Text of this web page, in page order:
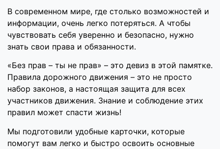
В современном мире, где столько возможностей и
информации, очень легко потеряться. А чтобы
чувствовать себя уверенно и безопасно, нужно
знать свои права и обязанности.
«Без прав – ты не прав» – это девиз в этой памятке.
Правила дорожного движения – это не просто
набор законов, а настоящая защита для всех
участников движения. Знание и соблюдение этих
правил может спасти жизнь!
Мы подготовили удобные карточки, которые
помогут вам легко и быстро освоить основные